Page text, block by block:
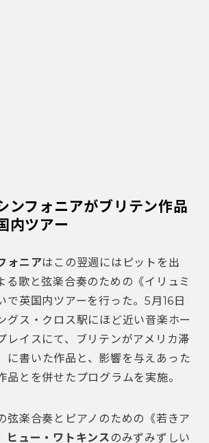
ンフォニアがブリテン作品
内ツアー
ォニアはこの翌週にはピットを出
る歌と弦楽合奏のための《イリュミ
で英国内ツアーを行った。5月16日
グス・クロス駅にほど近い音楽ホー
レイスにて、ブリテンがアメリカ滞
に書いた作品と、影響を与えあった
品とを併せたプログラムを実施。
弦楽合奏とピアノのための《若きア
ヒュー・ワトキンス のみずみずしい